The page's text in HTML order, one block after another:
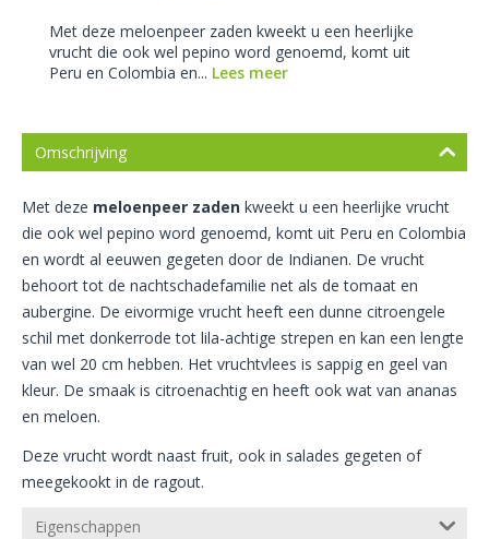
Met deze meloenpeer zaden kweekt u een heerlijke
vrucht die ook wel pepino word genoemd, komt uit
Peru en Colombia en... Lees meer
Omschrijving
Met deze meloenpeer zaden kweekt u een heerlijke vrucht
die ook wel pepino word genoemd, komt uit Peru en Colombia
en wordt al eeuwen gegeten door de Indianen. De vrucht
behoort tot de nachtschadefamilie net als de tomaat en
aubergine. De eivormige vrucht heeft een dunne citroengele
schil met donkerrode tot lila-achtige strepen en kan een lengte
van wel 20 cm hebben. Het vruchtvlees is sappig en geel van
kleur. De smaak is citroenachtig en heeft ook wat van ananas
en meloen.
Deze vrucht wordt naast fruit, ook in salades gegeten of
meegekookt in de ragout.
Eigenschappen